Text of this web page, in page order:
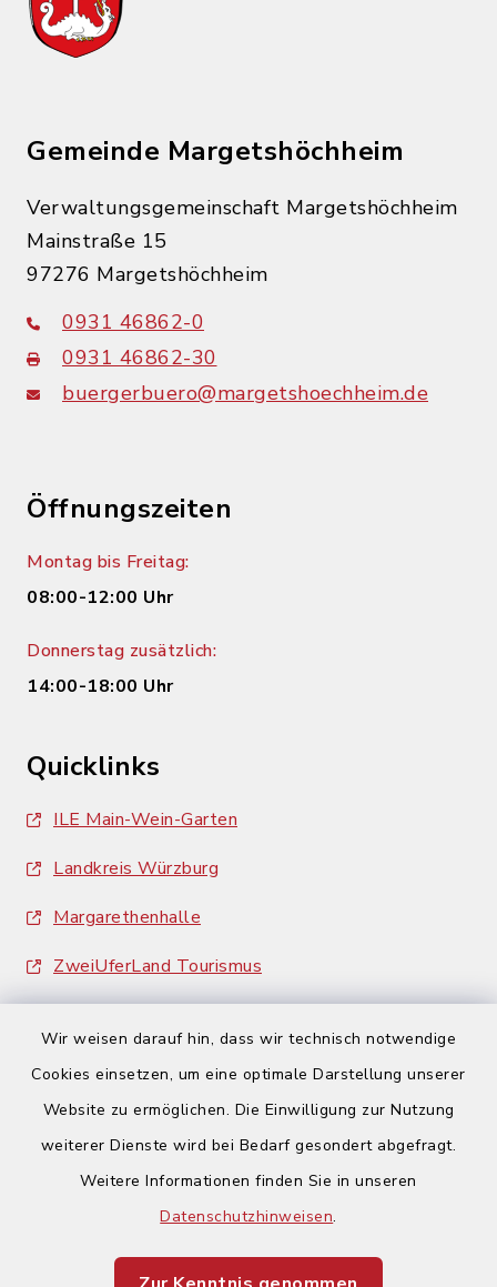
Wir weisen darauf hin, dass wir technisch notwendige
Cookies einsetzen, um eine optimale Darstellung unserer
Website zu ermöglichen. Die Einwilligung zur Nutzung
weiterer Dienste wird bei Bedarf gesondert abgefragt.
Weitere Informationen finden Sie in unseren
Datenschutzhinweisen.
Gemeinde Margetshöchheim
Verwaltungsgemeinschaft Margetshöchheim
Mainstraße 15
97276 Margetshöchheim
0931 46862-0
0931 46862-30
buergerbuero@margetshoechheim.de
Öffnungszeiten
Montag bis Freitag:
08:00-12:00 Uhr
Donnerstag zusätzlich:
14:00-18:00 Uhr
Quicklinks
ILE Main-Wein-Garten
Landkreis Würzburg
Margarethenhalle
ZweiUferLand Tourismus
Barrierefreiheit